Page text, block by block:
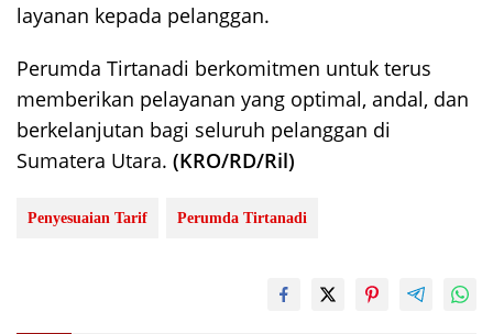
layanan kepada pelanggan.
Perumda Tirtanadi berkomitmen untuk terus
memberikan pelayanan yang optimal, andal, dan
berkelanjutan bagi seluruh pelanggan di
Sumatera Utara. (KRO/RD/Ril)
Penyesuaian Tarif Perumda Tirtanadi